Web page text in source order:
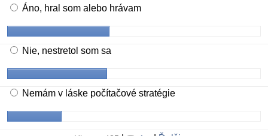
Áno, hral som alebo hrávam
Nie, nestretol som sa
Nemám v láske počítačové stratégie